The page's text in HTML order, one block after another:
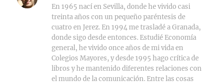
En 1965 nací en Sevilla, donde he vivido casi
treinta años con un pequeño paréntesis de
cuatro en Jerez. En 1994 me trasladé a Granada,
donde sigo desde entonces. Estudié Economía
general, he vivido once años de mi vida en
Colegios Mayores, y desde 1995 hago crítica de
libros y he mantenido diferentes relaciones con
el mundo de la comunicación. Entre las cosas